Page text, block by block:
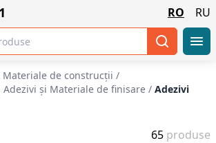
RO RU
Materiale de construcții /
Adezivi şi Materiale de finisare / Adezivi
65 produse